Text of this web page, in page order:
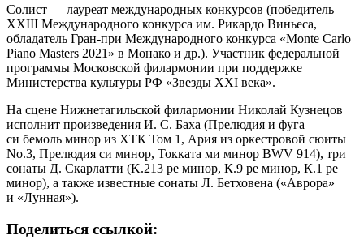
Солист — лауреат международных конкурсов (победитель
XXIII Международного конкурса им. Рикардо Виньеса,
обладатель Гран-при Международного конкурса «Monte Carlo
Piano Masters 2021» в Монако и др.). Участник федеральной
программы Московской филармонии при поддержке
Министерства культуры РФ «Звезды XXI века».
На сцене Нижнетагильской филармонии Николай Кузнецов
исполнит произведения И. С. Баха (Прелюдия и фуга
си бемоль минор из ХТК Том 1, Ария из оркестровой сюиты
No.3, Прелюдия си минор, Токката ми минор BWV 914), три
сонаты Д. Скарлатти (K.213 ре минор, К.9 ре минор, К.1 ре
минор), а также известные сонаты Л. Бетховена («Аврора»
и «Лунная»).
Поделиться ссылкой: